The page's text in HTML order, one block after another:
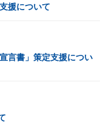
援について
言書」策定支援につい